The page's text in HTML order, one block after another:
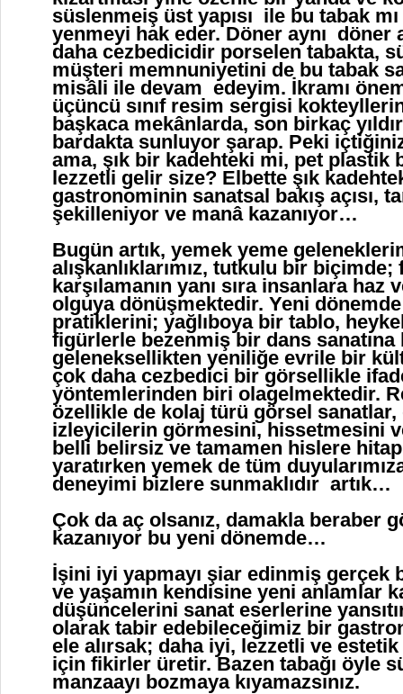
süslenmeiş üst yapısı ile bu tabak
yenmeyi hak eder. Döner aynı döner
daha cezbedicidir porselen tabakta,
müşteri memnuniyetini de bu tabak
misâli ile devam edeyim. İkramı
üçüncü sınıf resim sergisi
başkaca mekânlarda, son birkaç
bardakta sunluyor şarap. Peki
ama, şık bir kadehteki mi, pet plastik
lezzetli gelir size? Elbette şık
gastronominin sanatsal bakış açısı,
şekilleniyor ve manâ kazanıyor…
Bugün artık, yemek yeme
alışkanlıklarımız, tutkulu bir
karşılamanın yanı sıra insanlara haz
olguya dönüşmektedir. Yeni
pratiklerini; yağlıboya bir tablo,
figürlerle bezenmiş bir dans
geleneksellikten yeniliğe evrile bir
çok daha cezbedici bir görsellikle
yöntemlerinden biri olagelmektedir.
özellikle de kolaj türü görsel sanatlar,
izleyicilerin görmesini, hissetmesini
belli belirsiz ve tamamen hislere
yaratırken yemek de tüm
deneyimi bizlere sunmaklıdır artık…
Çok da aç olsanız, damakla beraber
kazanıyor bu yeni dönemde…
İşini iyi yapmayı şiar edinmiş gerçek
ve yaşamın kendisine yeni anlamlar
düşüncelerini sanat eserlerine
olarak tabir edebileceğimiz bir
ele alırsak; daha iyi, lezzetli ve
için fikirler üretir. Bazen tabağı öyle
manzaayı bozmaya kıyamazsınız.